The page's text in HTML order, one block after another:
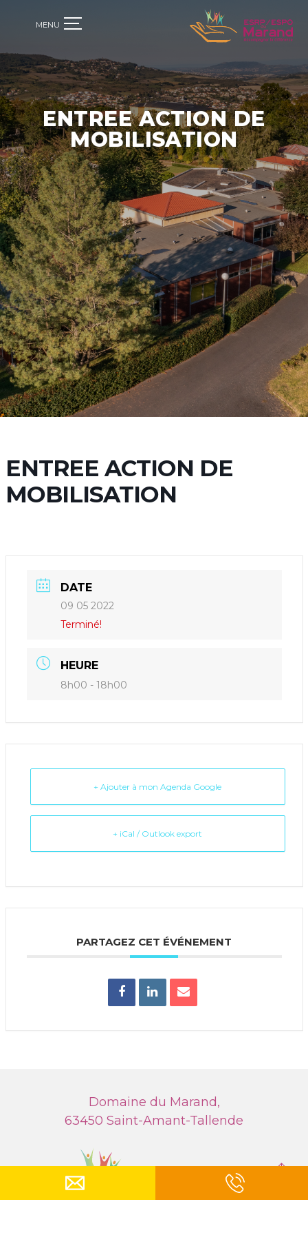
ENTREE ACTION DE
MOBILISATION
ENTREE ACTION DE
MOBILISATION
DATE
09 05 2022
Terminé!
HEURE
8h00 - 18h00
+ Ajouter à mon Agenda Google
+ iCal / Outlook export
PARTAGEZ CET ÉVÉNEMENT
Domaine du Marand,
63450 Saint-Amant-Tallende